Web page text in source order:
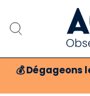
💰 Dégageons